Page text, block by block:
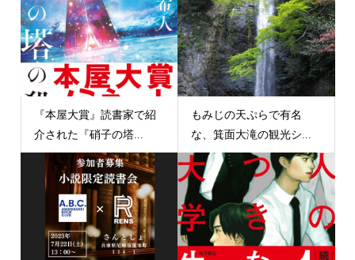
『本屋大賞』読書家で紹
介された『硝子の塔...
もみじの天ぷらで有名
な、箕面大滝の観光シ...